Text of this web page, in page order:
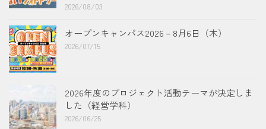
2026/08/03
オープンキャンパス2026－8月6日（木）
2026/07/15
2026年度のプロジェクト活動テーマが決定しま
した（経営学科）
2026/06/25